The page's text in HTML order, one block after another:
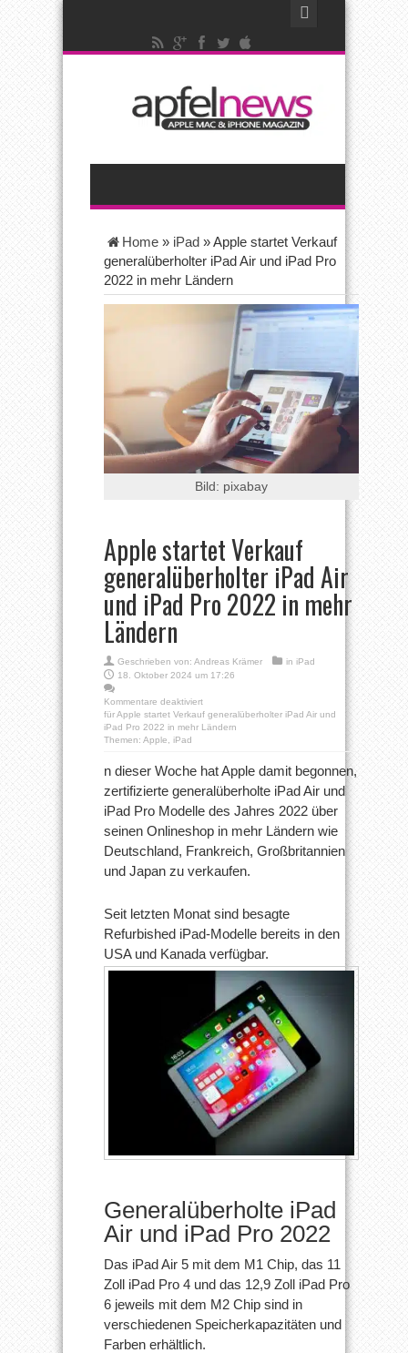
Home » iPad »Apple startet Verkauf
generalüberholter iPad Air und iPad Pro
2022 in mehr Ländern
Bild: pixabay
Apple startet Verkauf
generalüberholter iPad Air
und iPad Pro 2022 in mehr
Ländern
Geschrieben von: Andreas Krämer in iPad
18. Oktober 2024 um 17:26
Kommentare deaktiviert
für Apple startet Verkauf generalüberholter iPad Air und
iPad Pro 2022 in mehr Ländern
Themen: Apple, iPad
n dieser Woche hat Apple damit begonnen,
zertifizierte generalüberholte iPad Air und
iPad Pro Modelle des Jahres 2022 über
seinen Onlineshop in mehr Ländern wie
Deutschland, Frankreich, Großbritannien
und Japan zu verkaufen.
Seit letzten Monat sind besagte
Refurbished iPad-Modelle bereits in den
USA und Kanada verfügbar.
Generalüberholte iPad
Air und iPad Pro 2022
Das iPad Air 5 mit dem M1 Chip, das 11
Zoll iPad Pro 4 und das 12,9 Zoll iPad Pro
6 jeweils mit dem M2 Chip sind in
verschiedenen Speicherkapazitäten und
Farben erhältlich.